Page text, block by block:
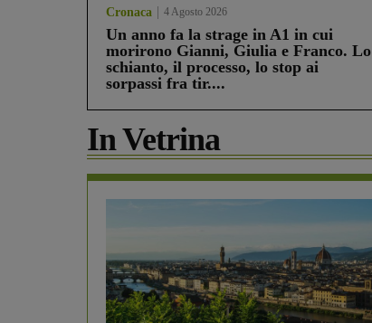
Cronaca 4 Agosto 2026
Un anno fa la strage in A1 in cui
morirono Gianni, Giulia e Franco. Lo
schianto, il processo, lo stop ai
sorpassi fra tir....
In Vetrina